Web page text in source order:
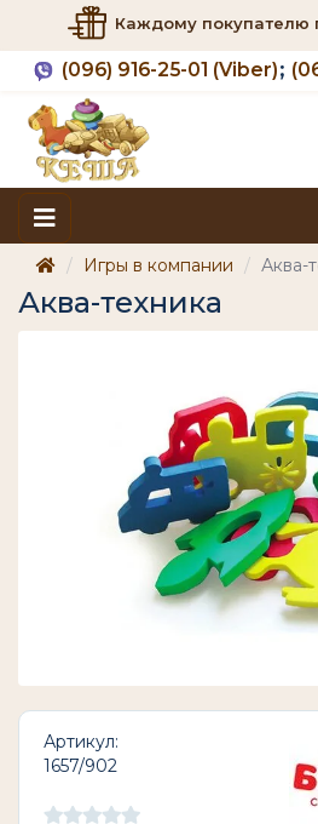
Каждому покупателю
(096) 916-25-01 (Viber)
Игры в компании Аква-
Аква-техника
Артикул:
1657/902